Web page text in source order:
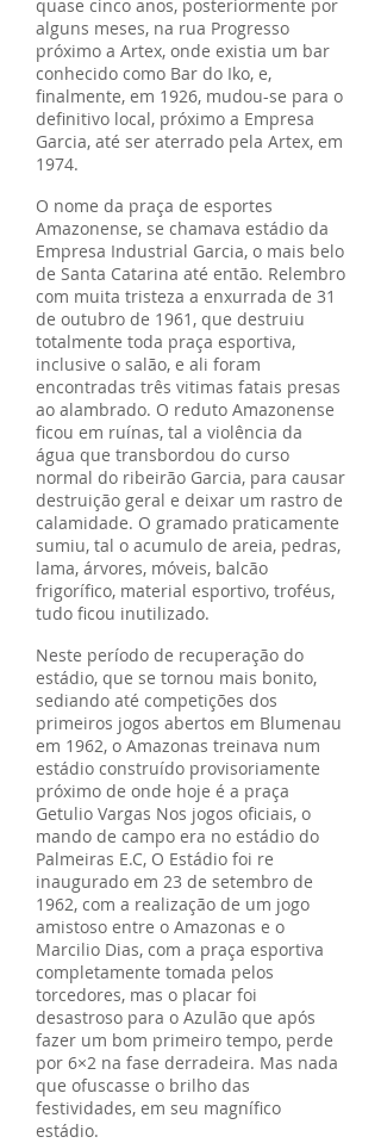
quase cinco anos, posteriormente por
alguns meses, na rua Progresso
próximo a Artex, onde existia um bar
conhecido como Bar do Iko, e,
finalmente, em 1926, mudou-se para o
definitivo local, próximo a Empresa
Garcia, até ser aterrado pela Artex, em
1974.
O nome da praça de esportes
Amazonense, se chamava estádio da
Empresa Industrial Garcia, o mais belo
de Santa Catarina até então. Relembro
com muita tristeza a enxurrada de 31
de outubro de 1961, que destruiu
totalmente toda praça esportiva,
inclusive o salão, e ali foram
encontradas três vitimas fatais presas
ao alambrado. O reduto Amazonense
ficou em ruínas, tal a violência da
água que transbordou do curso
normal do ribeirão Garcia, para causar
destruição geral e deixar um rastro de
calamidade. O gramado praticamente
sumiu, tal o acumulo de areia, pedras,
lama, árvores, móveis, balcão
frigorífico, material esportivo, troféus,
tudo ficou inutilizado.
Neste período de recuperação do
estádio, que se tornou mais bonito,
sediando até competições dos
primeiros jogos abertos em Blumenau
em 1962, o Amazonas treinava num
estádio construído provisoriamente
próximo de onde hoje é a praça
Getulio Vargas Nos jogos oficiais, o
mando de campo era no estádio do
Palmeiras E.C, O Estádio foi re
inaugurado em 23 de setembro de
1962, com a realização de um jogo
amistoso entre o Amazonas e o
Marcilio Dias, com a praça esportiva
completamente tomada pelos
torcedores, mas o placar foi
desastroso para o Azulão que após
fazer um bom primeiro tempo, perde
por 6×2 na fase derradeira. Mas nada
que ofuscasse o brilho das
festividades, em seu magnífico
estádio.